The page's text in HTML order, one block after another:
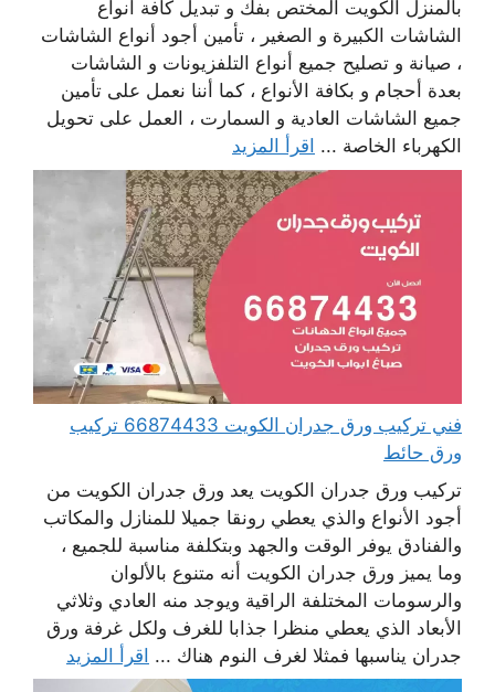
بالمنزل الكويت المختص بفك و تبديل كافة أنواع
الشاشات الكبيرة و الصغير ، تأمين أجود أنواع الشاشات
، صيانة و تصليح جميع أنواع التلفزيونات و الشاشات
بعدة أحجام و بكافة الأنواع ، كما أننا نعمل على تأمين
جميع الشاشات العادية و السمارت ، العمل على تحويل
الكهرباء الخاصة ... اقرأ المزيد
فني تركيب ورق جدران الكويت 66874433 تركيب
ورق حائط
تركيب ورق جدران الكويت يعد ورق جدران الكويت من
أجود الأنواع والذي يعطي رونقا جميلا للمنازل والمكاتب
والفنادق يوفر الوقت والجهد وبتكلفة مناسبة للجميع ،
وما يميز ورق جدران الكويت أنه متنوع بالألوان
والرسومات المختلفة الراقية ويوجد منه العادي وثلاثي
الأبعاد الذي يعطي منظرا جذابا للغرف ولكل غرفة ورق
جدران يناسبها فمثلا لغرف النوم هناك ... اقرأ المزيد